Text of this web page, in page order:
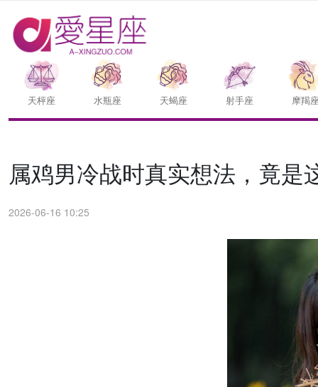
天枰座 水瓶座 天蝎座 射手座 摩羯
属鸡男冷战时真实想法，竟是
2026-06-16 10:25